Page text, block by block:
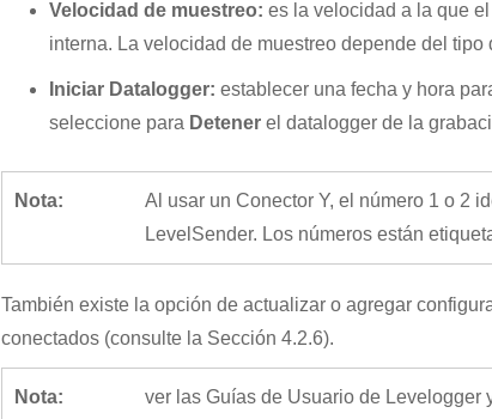
Velocidad de muestreo: es la velocidad a la que
interna. La velocidad de muestreo depende del tipo
Iniciar Datalogger: establecer una fecha y hora
seleccione para Detener el datalogger de la
Nota:
Al usar un Conector Y, el número 1 o 2
LevelSender. Los números están
También existe la opción de actualizar o agregar
conectados (consulte la Sección 4.2.6).
Nota:
ver las Guías de Usuario de Levelogger